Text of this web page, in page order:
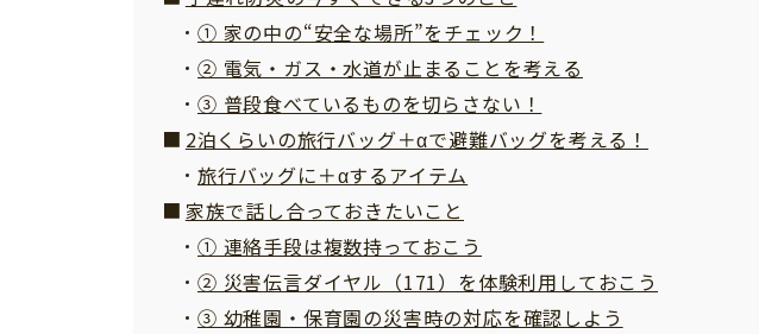
① 家の中の“安全な場所”をチェック！
② 電気・ガス・水道が止まることを考える
③ 普段食べているものを切らさない！
2泊くらいの旅行バッグ＋αで避難バッグを考える！
旅行バッグに＋αするアイテム
家族で話し合っておきたいこと
① 連絡手段は複数持っておこう
② 災害伝言ダイヤル（171）を体験利用しておこう
③ 幼稚園・保育園の災害時の対応を確認しよう